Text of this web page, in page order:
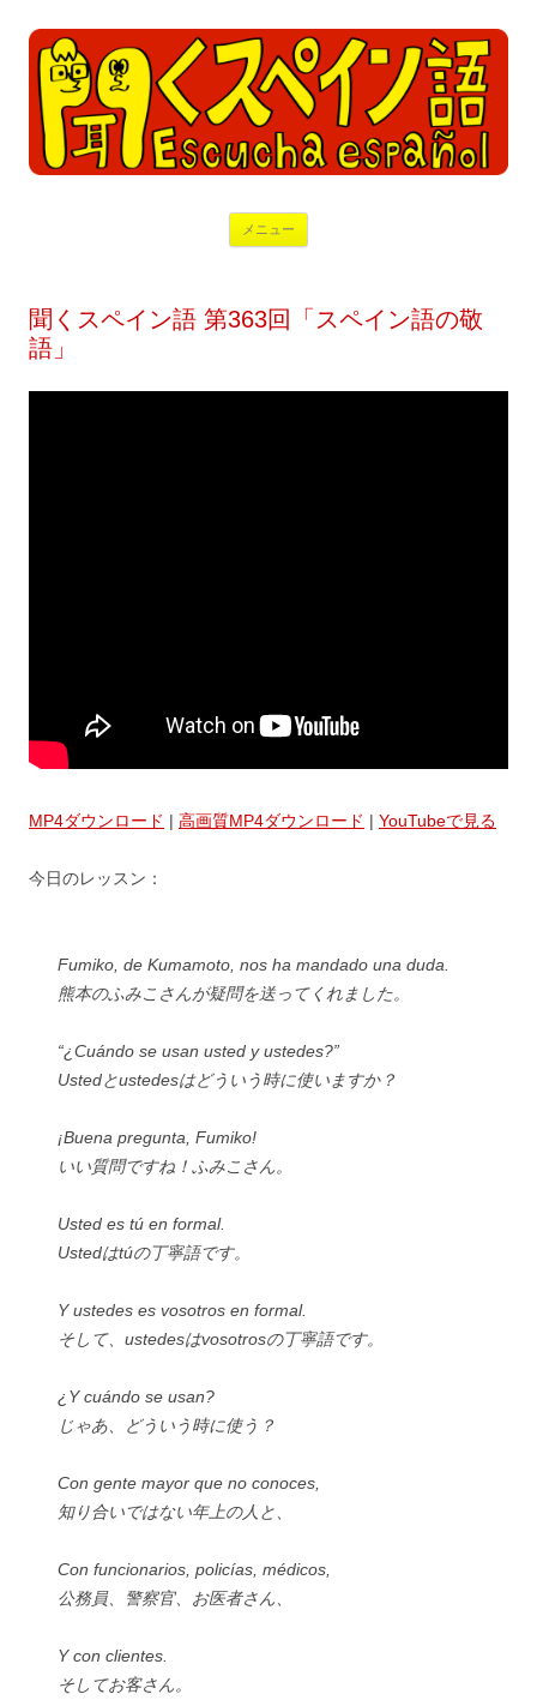
メニュー
へ
ス
聞くスペイン語 第363回「スペイン語の敬
語」
MP4ダウンロード | 高画質MP4ダウンロード | YouTubeで見る
今日のレッスン：
Fumiko, de Kumamoto, nos ha mandado una duda.
熊本のふみこさんが疑問を送ってくれました。
“¿Cuándo se usan usted y ustedes?”
Ustedとustedesはどういう時に使いますか？
¡Buena pregunta, Fumiko!
いい質問ですね！ふみこさん。
Usted es tú en formal.
Ustedはtúの丁寧語です。
Y ustedes es vosotros en formal.
そして、ustedesはvosotrosの丁寧語です。
¿Y cuándo se usan?
じゃあ、どういう時に使う？
Con gente mayor que no conoces,
知り合いではない年上の人と、
Con funcionarios, policías, médicos,
公務員、警察官、お医者さん、
Y con clientes.
そしてお客さん。